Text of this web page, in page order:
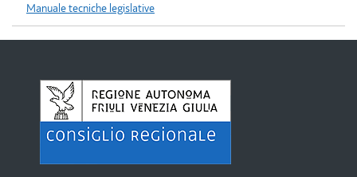
Manuale tecniche legislative